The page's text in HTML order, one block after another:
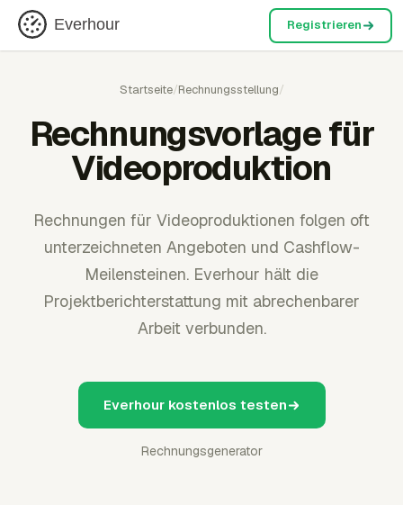
Everhour Registrieren
Startseite/Rechnungsstellung/
Rechnungsvorlage für
Videoproduktion
Rechnungen für Videoproduktionen folgen oft
unterzeichneten Angeboten und Cashflow-
Meilensteinen. Everhour hält die
Projektberichterstattung mit abrechenbarer
Arbeit verbunden.
Everhour kostenlos testen
Rechnungsgenerator